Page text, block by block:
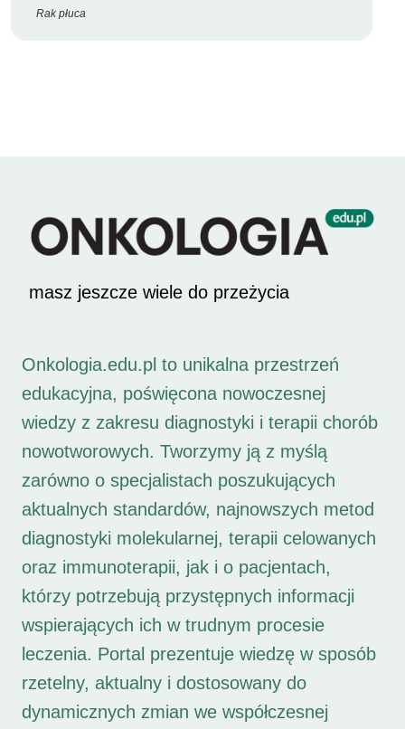
Rak płuca
masz jeszcze wiele do przeżycia
Onkologia.edu.pl to unikalna przestrzeń
edukacyjna, poświęcona nowoczesnej
wiedzy z zakresu diagnostyki i terapii chorób
nowotworowych. Tworzymy ją z myślą
zarówno o specjalistach poszukujących
aktualnych standardów, najnowszych metod
diagnostyki molekularnej, terapii celowanych
oraz immunoterapii, jak i o pacjentach,
którzy potrzebują przystępnych informacji
wspierających ich w trudnym procesie
leczenia. Portal prezentuje wiedzę w sposób
rzetelny, aktualny i dostosowany do
dynamicznych zmian we współczesnej